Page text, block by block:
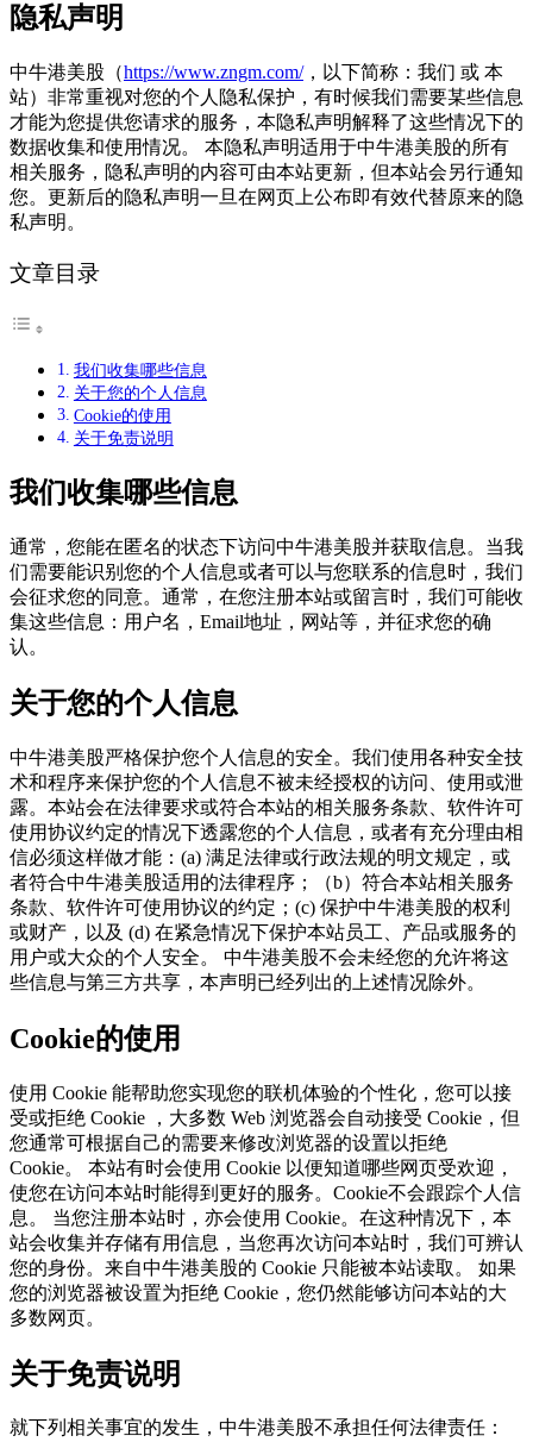
隐私声明
中牛港美股（https://www.zngm.com/，以下简称：我们 或 本
站）非常重视对您的个人隐私保护，有时候我们需要某些信息
才能为您提供您请求的服务，本隐私声明解释了这些情况下的
数据收集和使用情况。 本隐私声明适用于中牛港美股的所有
相关服务，隐私声明的内容可由本站更新，但本站会另行通知
您。更新后的隐私声明一旦在网页上公布即有效代替原来的隐
私声明。
文章目录
我们收集哪些信息
关于您的个人信息
Cookie的使用
关于免责说明
我们收集哪些信息
通常，您能在匿名的状态下访问中牛港美股并获取信息。当我
们需要能识别您的个人信息或者可以与您联系的信息时，我们
会征求您的同意。通常，在您注册本站或留言时，我们可能收
集这些信息：用户名，Email地址，网站等，并征求您的确
认。
关于您的个人信息
中牛港美股严格保护您个人信息的安全。我们使用各种安全技
术和程序来保护您的个人信息不被未经授权的访问、使用或泄
露。本站会在法律要求或符合本站的相关服务条款、软件许可
使用协议约定的情况下透露您的个人信息，或者有充分理由相
信必须这样做才能：(a) 满足法律或行政法规的明文规定，或
者符合中牛港美股适用的法律程序；（b）符合本站相关服务
条款、软件许可使用协议的约定；(c) 保护中牛港美股的权利
或财产，以及 (d) 在紧急情况下保护本站员工、产品或服务的
用户或大众的个人安全。 中牛港美股不会未经您的允许将这
些信息与第三方共享，本声明已经列出的上述情况除外。
Cookie的使用
使用 Cookie 能帮助您实现您的联机体验的个性化，您可以接
受或拒绝 Cookie ，大多数 Web 浏览器会自动接受 Cookie，但
您通常可根据自己的需要来修改浏览器的设置以拒绝
Cookie。 本站有时会使用 Cookie 以便知道哪些网页受欢迎，
使您在访问本站时能得到更好的服务。Cookie不会跟踪个人信
息。 当您注册本站时，亦会使用 Cookie。在这种情况下，本
站会收集并存储有用信息，当您再次访问本站时，我们可辨认
您的身份。来自中牛港美股的 Cookie 只能被本站读取。 如果
您的浏览器被设置为拒绝 Cookie，您仍然能够访问本站的大
多数网页。
关于免责说明
就下列相关事宜的发生，中牛港美股不承担任何法律责任：